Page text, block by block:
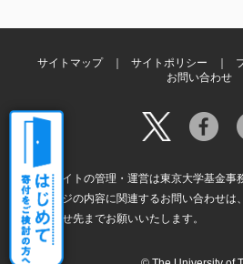
ています。 <ひらけ！赤門プロジ
サイトマップ サイトポリシー
お問い合わせ
本サイトの管理・運営は東京大学基金事
ページの内容に関連するお問い合わせは
合わせ先までお願いいたします。